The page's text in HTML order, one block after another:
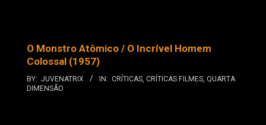
O Monstro Atômico / O Incrível Homem
Colossal (1957)
BY: JUVENATRIX IN: CRÍTICAS CRÍTICAS FILMES QUARTA
DIMENSÃO